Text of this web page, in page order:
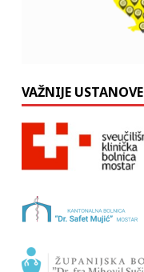
VAŽNIJE USTANOVE